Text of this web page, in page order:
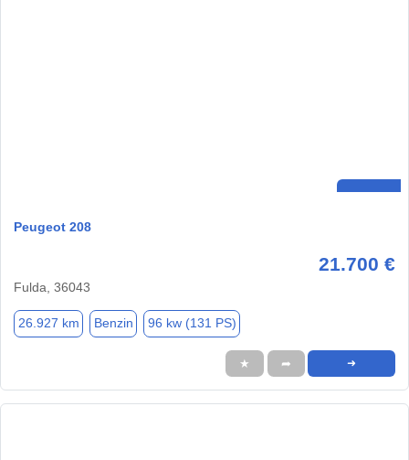
Peugeot 208
21.700 €
Fulda, 36043
26.927 km Benzin 96 kw (131 PS)
★ ➦ ➜